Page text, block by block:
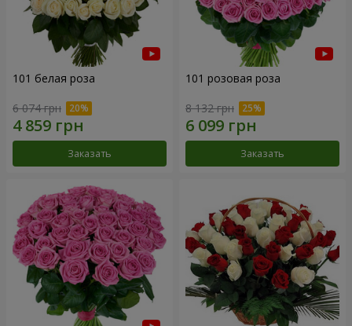
101 белая роза
6 074 грн
Заказать
101 розовая роза
8 132 грн
Заказать